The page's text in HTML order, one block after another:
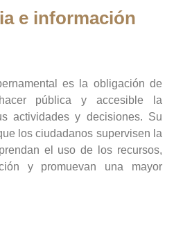
e información
es la obligación de
pública y accesible la
actividades y decisiones. Su
los ciudadanos supervisen la
el uso de los recursos,
y promuevan una mayor